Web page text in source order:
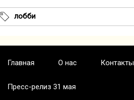
лобби
Главная О нас Контакты
Пресс-релиз 31 мая